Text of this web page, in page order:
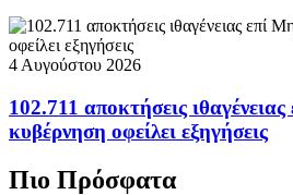
4 Αυγούστου 2026
102.711 αποκτήσεις
κυβέρνηση οφείλει εξηγήσεις
Πιο Πρόσφατα